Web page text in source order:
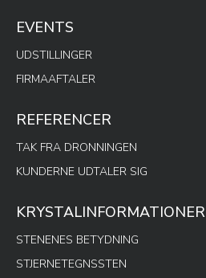
EVENTS
UDSTILLINGER
FIRMAAFTALER
REFERENCER
TAK FRA DRONNINGEN
KUNDERNE UDTALER SIG
KRYSTALINFORMATIONER
STENENES BETYDNING
STJERNETEGNSSTEN